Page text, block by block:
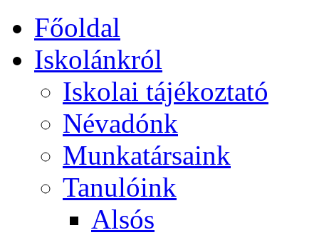
Főoldal
Iskolánkról
Iskolai tájékoztató
Névadónk
Munkatársaink
Tanulóink
Alsós